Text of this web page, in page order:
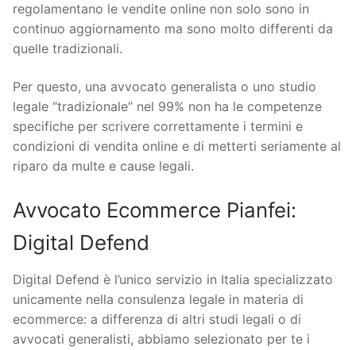
regolamentano le vendite online non solo sono in
continuo aggiornamento ma sono molto differenti da
quelle tradizionali.
Per questo, una avvocato generalista o uno studio
legale “tradizionale” nel 99% non ha le competenze
specifiche per scrivere correttamente i termini e
condizioni di vendita online e di metterti seriamente al
riparo da multe e cause legali.
Avvocato Ecommerce Pianfei:
Digital Defend
Digital Defend è l’unico servizio in Italia specializzato
unicamente nella consulenza legale in materia di
ecommerce: a differenza di altri studi legali o di
avvocati generalisti, abbiamo selezionato per te i